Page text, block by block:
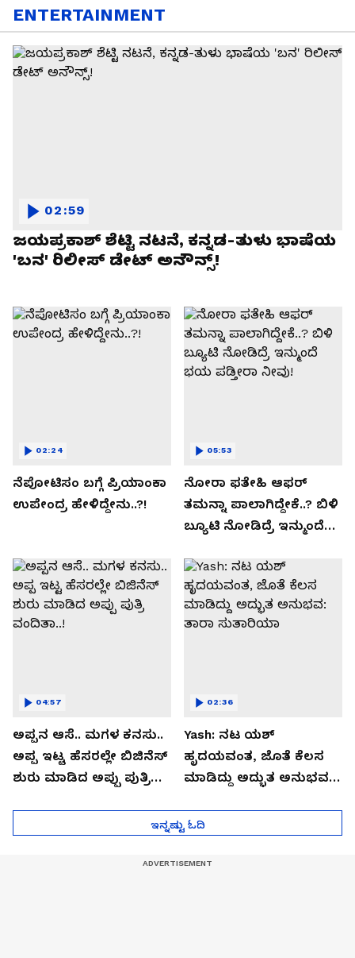
ENTERTAINMENT
ಜಯಪ್ರಕಾಶ್ ಶೆಟ್ಟಿ ನಟನೆ, ಕನ್ನಡ-ತುಳು ಭಾಷೆಯ
'ಬನ' ರಿಲೀಸ್ ಡೇಟ್ ಅನೌನ್ಸ್!
02:59
ನೆಪೋಟಿಸಂ ಬಗ್ಗೆ ಪ್ರಿಯಾಂಕಾ
ಉಪೇಂದ್ರ ಹೇಳಿದ್ದೇನು..?!
02:24
ನೋರಾ ಫತೇಹಿ ಆಫರ್​
ತಮನ್ನಾ ಪಾಲಾಗಿದ್ದೇಕೆ..? ಬಿಳಿ
ಬ್ಯೂಟಿ ನೋಡಿದ್ರೆ ಇನ್ಮುಂದೆ
05:53
ಅಪ್ಪನ ಆಸೆ.. ಮಗಳ ಕನಸು..
ಅಪ್ಪ ಇಟ್ಟ ಹೆಸರಲ್ಲೇ ಬಿಜಿನೆಸ್​
ಶುರು ಮಾಡಿದ ಅಪ್ಪು ಪುತ್ರಿ
04:57
Yash: ನಟ ಯಶ್​
ಹೃದಯವಂತ, ಜೊತೆ ಕೆಲಸ
ಮಾಡಿದ್ದು ಅದ್ಭುತ ಅನುಭವ:
02:36
ಇನ್ನಷ್ಟು ಓದಿ